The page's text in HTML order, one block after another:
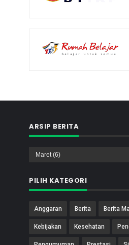
ARSIP BERITA
PILIH KATEGORI
Anggaran Berita Berita
Kebijakan Kesehatan